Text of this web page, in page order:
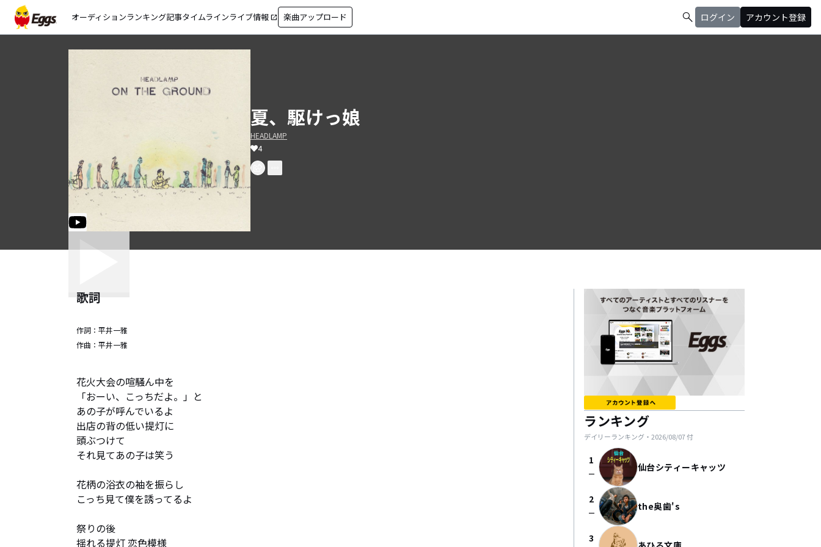
オーディションランキング記事タイムラインライブ情報 open_in_new 楽曲アップロード search ログイン アカウント登録
夏、駆けっ娘
HEADLAMP
4
歌詞
作詞： 平井一雅
作曲： 平井一雅
花火大会の喧騒ん中を
「おーい、こっちだよ。」と
あの子が呼んでいるよ
出店の背の低い提灯に
頭ぶつけて
それ見てあの子は笑う
花柄の浴衣の袖を振らし
こっち見て僕を誘ってるよ
祭りの後
揺れる提灯 恋色模様
ランキング
デイリーランキング・ 2026/08/07付
1
check_indeterminate_small 仙台シティーキャッツ
2
check_indeterminate_small the奥歯's
3